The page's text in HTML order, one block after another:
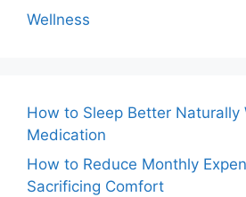
Wellness
How to Sleep Better Naturally
Medication
How to Reduce Monthly
Sacrificing Comfort